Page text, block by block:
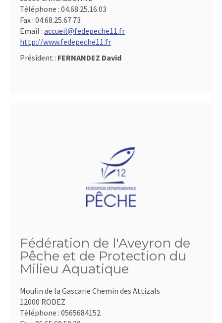
Téléphone : 04.68.25.16.03
Fax : 04.68.25.67.73
Email : accueil@fedepeche11.fr
http://www.fedepeche11.fr
Président : FERNANDEZ David
Fédération de l'Aveyron de
Pêche et de Protection du
Milieu Aquatique
Moulin de la Gascarie Chemin des Attizals
12000 RODEZ
Téléphone : 0565684152